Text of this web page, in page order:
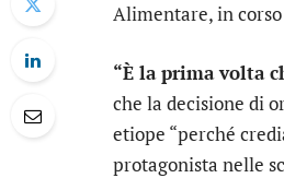
Alimentare, in
“È la prima volta
che la decisione di
etiope “perché
protagonista nelle